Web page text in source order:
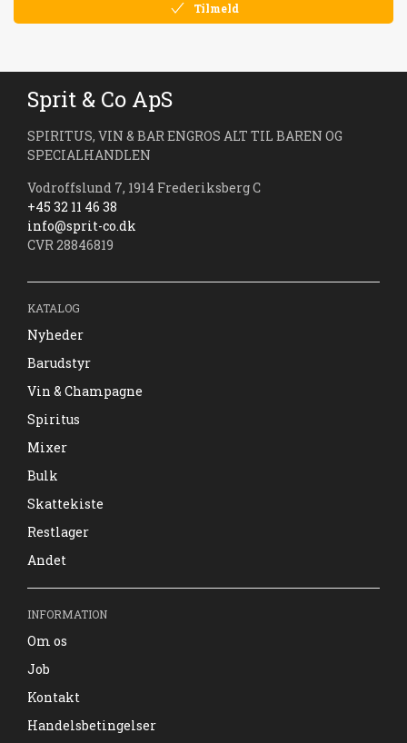
Tilmeld
Sprit & Co ApS
SPIRITUS, VIN & BAR ENGROS ALT TIL BAREN OG
SPECIALHANDLEN
Vodroffslund 7, 1914 Frederiksberg C
+45 32 11 46 38
info@sprit-co.dk
CVR 28846819
KATALOG
Nyheder
Barudstyr
Vin & Champagne
Spiritus
Mixer
Bulk
Skattekiste
Restlager
Andet
INFORMATION
Om os
Job
Kontakt
Handelsbetingelser